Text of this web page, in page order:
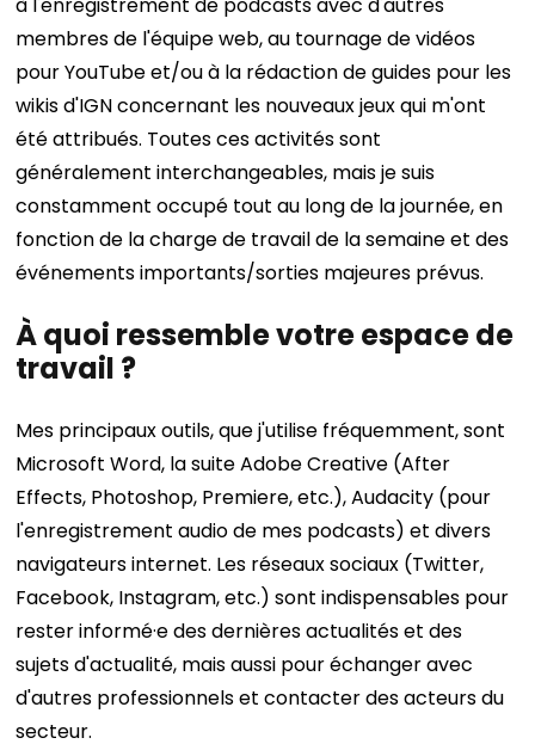
membres de l'équipe web, au tournage de vidéos
pour YouTube et/ou à la rédaction de guides pour les
wikis d'IGN concernant les nouveaux jeux qui m'ont
été attribués. Toutes ces activités sont
généralement interchangeables, mais je suis
constamment occupé tout au long de la journée, en
fonction de la charge de travail de la semaine et des
événements importants/sorties majeures prévus.
À quoi ressemble votre espace de
travail ?
Mes principaux outils, que j'utilise fréquemment, sont
Microsoft Word, la suite Adobe Creative (After
Effects, Photoshop, Premiere, etc.), Audacity (pour
l'enregistrement audio de mes podcasts) et divers
navigateurs internet. Les réseaux sociaux (Twitter,
Facebook, Instagram, etc.) sont indispensables pour
rester informé·e des dernières actualités et des
sujets d'actualité, mais aussi pour échanger avec
d'autres professionnels et contacter des acteurs du
secteur.